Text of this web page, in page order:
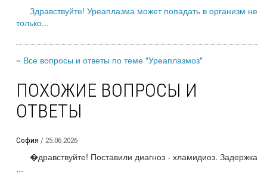
Здравствуйте! Уреаплазма может попадать в организм не
только...
» Все вопросы и ответы по теме "Уреаплазмоз"
ПОХОЖИЕ ВОПРОСЫ И
ОТВЕТЫ
София / 25.06.2026
�дравствуйте! Поставили диагноз - хламидиоз. Задержка
...